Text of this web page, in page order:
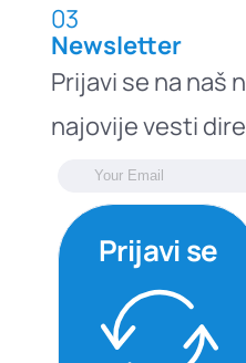
03
Newsletter
Prijavi se na naš
najovije vesti
Prijavi se